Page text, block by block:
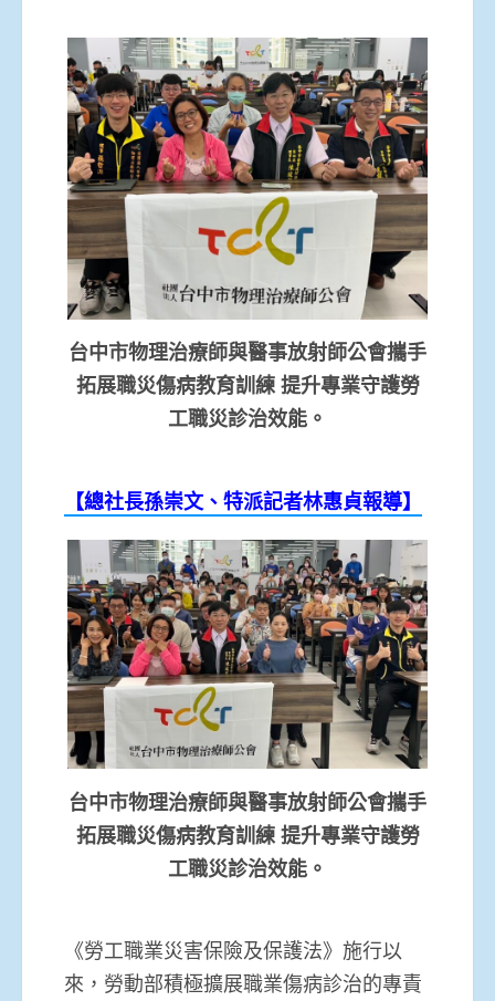
台中市物理治療師與醫事放射師公會攜手
拓展職災傷病教育訓練 提升專業守護勞
工職災診治效能。
【總社長孫崇文、特派記者林惠貞報導】
台中市物理治療師與醫事放射師公會攜手
拓展職災傷病教育訓練 提升專業守護勞
工職災診治效能。
《勞工職業災害保險及保護法》施行以
來，勞動部積極擴展職業傷病診治的專責